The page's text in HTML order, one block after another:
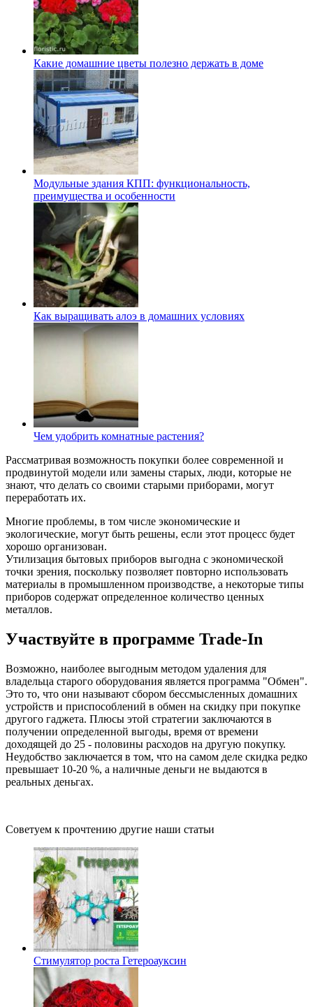
Какие домашние цветы полезно держать в доме
Модульные здания КПП: функциональность,
преимущества и особенности
Как выращивать алоэ в домашних условиях
Чем удобрить комнатные растения?
Рассматривая возможность покупки более современной и
продвинутой модели или замены старых, люди, которые не
знают, что делать со своими старыми приборами, могут
переработать их.
Многие проблемы, в том числе экономические и
экологические, могут быть решены, если этот процесс будет
хорошо организован.
Утилизация бытовых приборов выгодна с экономической
точки зрения, поскольку позволяет повторно использовать
материалы в промышленном производстве, а некоторые типы
приборов содержат определенное количество ценных
металлов.
Участвуйте в программе Trade-In
Возможно, наиболее выгодным методом удаления для
владельца старого оборудования является программа "Обмен".
Это то, что они называют сбором бессмысленных домашних
устройств и приспособлений в обмен на скидку при покупке
другого гаджета. Плюсы этой стратегии заключаются в
получении определенной выгоды, время от времени
доходящей до 25 - половины расходов на другую покупку.
Неудобство заключается в том, что на самом деле скидка редко
превышает 10-20 %, а наличные деньги не выдаются в
реальных деньгах.
Советуем к прочтению другие наши статьи
Стимулятор роста Гетероауксин